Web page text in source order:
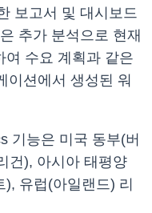
보고서 및 대시보드
추가 분석으로 현재
여 수요 계획과 같은
이션에서 생성된 워
기능은 미국 동부(버
건), 아시아 태평양
유럽(아일랜드) 리